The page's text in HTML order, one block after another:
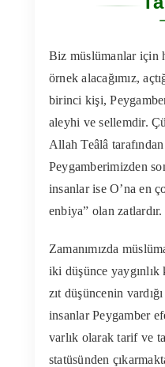
Biz müslümanlar için
örnek alacağımız,
birinci kişi,
aleyhi ve sellemdir.
Allah Teâlâ
Peygamberimizden
insanlar ise O’na en
enbiya” olan zatlardır.
Zamanımızda
iki düşünce
zıt düşüncenin
insanlar Peygamber
varlık olarak tarif ve
statüsünden